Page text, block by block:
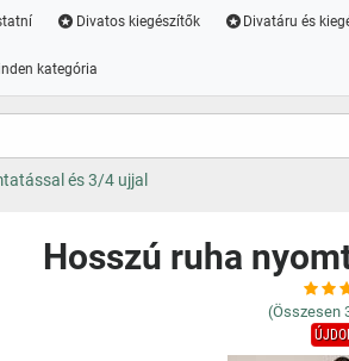
Divatos kiegészítők Divatáru és
kategória
és 3/4 ujjal
Hosszú ruha
(Összesen